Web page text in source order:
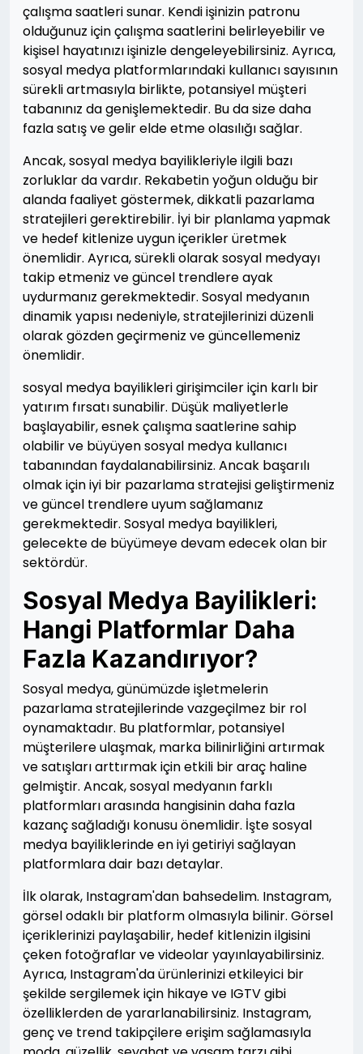
çalışma saatleri sunar. Kendi işinizin patronu
olduğunuz için çalışma saatlerini belirleyebilir ve
kişisel hayatınızı işinizle dengeleyebilirsiniz. Ayrıca,
sosyal medya platformlarındaki kullanıcı sayısının
sürekli artmasıyla birlikte, potansiyel müşteri
tabanınız da genişlemektedir. Bu da size daha
fazla satış ve gelir elde etme olasılığı sağlar.
Ancak, sosyal medya bayilikleriyle ilgili bazı
zorluklar da vardır. Rekabetin yoğun olduğu bir
alanda faaliyet göstermek, dikkatli pazarlama
stratejileri gerektirebilir. İyi bir planlama yapmak
ve hedef kitlenize uygun içerikler üretmek
önemlidir. Ayrıca, sürekli olarak sosyal medyayı
takip etmeniz ve güncel trendlere ayak
uydurmanız gerekmektedir. Sosyal medyanın
dinamik yapısı nedeniyle, stratejilerinizi düzenli
olarak gözden geçirmeniz ve güncellemeniz
önemlidir.
sosyal medya bayilikleri girişimciler için karlı bir
yatırım fırsatı sunabilir. Düşük maliyetlerle
başlayabilir, esnek çalışma saatlerine sahip
olabilir ve büyüyen sosyal medya kullanıcı
tabanından faydalanabilirsiniz. Ancak başarılı
olmak için iyi bir pazarlama stratejisi geliştirmeniz
ve güncel trendlere uyum sağlamanız
gerekmektedir. Sosyal medya bayilikleri,
gelecekte de büyümeye devam edecek olan bir
sektördür.
Sosyal Medya Bayilikleri:
Hangi Platformlar Daha
Fazla Kazandırıyor?
Sosyal medya, günümüzde işletmelerin
pazarlama stratejilerinde vazgeçilmez bir rol
oynamaktadır. Bu platformlar, potansiyel
müşterilere ulaşmak, marka bilinirliğini artırmak
ve satışları arttırmak için etkili bir araç haline
gelmiştir. Ancak, sosyal medyanın farklı
platformları arasında hangisinin daha fazla
kazanç sağladığı konusu önemlidir. İşte sosyal
medya bayiliklerinde en iyi getiriyi sağlayan
platformlara dair bazı detaylar.
İlk olarak, Instagram'dan bahsedelim. Instagram,
görsel odaklı bir platform olmasıyla bilinir. Görsel
içeriklerinizi paylaşabilir, hedef kitlenizin ilgisini
çeken fotoğraflar ve videolar yayınlayabilirsiniz.
Ayrıca, Instagram'da ürünlerinizi etkileyici bir
şekilde sergilemek için hikaye ve IGTV gibi
özelliklerden de yararlanabilirsiniz. Instagram,
genç ve trend takipçilere erişim sağlamasıyla